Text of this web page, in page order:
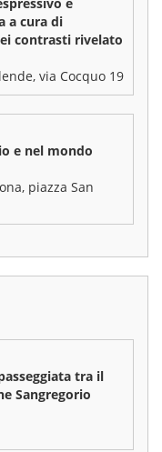
a cura di
contrasti rivelato
via Cocquo 19
e nel mondo
piazza San
tra il
Sangregorio